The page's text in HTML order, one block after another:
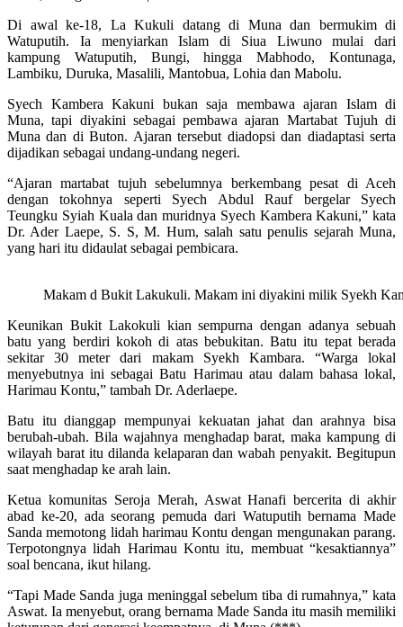
Di awal ke-18, La Kukuli datang di Muna dan bermukim di
Watuputih. Ia menyiarkan Islam di Siua Liwuno mulai dari
kampung Watuputih, Bungi, hingga Mabhodo, Kontunaga,
Lambiku, Duruka, Masalili, Mantobua, Lohia dan Mabolu.
Syech Kambera Kakuni bukan saja membawa ajaran Islam di
Muna, tapi diyakini sebagai pembawa ajaran Martabat Tujuh di
Muna dan di Buton. Ajaran tersebut diadopsi dan diadaptasi serta
dijadikan sebagai undang-undang negeri.
“Ajaran martabat tujuh sebelumnya berkembang pesat di Aceh
dengan tokohnya seperti Syech Abdul Rauf bergelar Syech
Teungku Syiah Kuala dan muridnya Syech Kambera Kakuni,” kata
Dr. Ader Laepe, S. S, M. Hum, salah satu penulis sejarah Muna,
yang hari itu didaulat sebagai pembicara.
Makam d Bukit Lakukuli. Makam ini diyakini milik Syekh
Keunikan Bukit Lakokuli kian sempurna dengan adanya sebuah
batu yang berdiri kokoh di atas bebukitan. Batu itu tepat berada
sekitar 30 meter dari makam Syekh Kambara. “Warga lokal
menyebutnya ini sebagai Batu Harimau atau dalam bahasa lokal,
Harimau Kontu,” tambah Dr. Aderlaepe.
Batu itu dianggap mempunyai kekuatan jahat dan arahnya bisa
berubah-ubah. Bila wajahnya menghadap barat, maka kampung di
wilayah barat itu dilanda kelaparan dan wabah penyakit. Begitupun
saat menghadap ke arah lain.
Ketua komunitas Seroja Merah, Aswat Hanafi bercerita di akhir
abad ke-20, ada seorang pemuda dari Watuputih bernama Made
Sanda memotong lidah harimau Kontu dengan mengunakan parang.
Terpotongnya lidah Harimau Kontu itu, membuat “kesaktiannya”
soal bencana, ikut hilang.
“Tapi Made Sanda juga meninggal sebelum tiba di rumahnya,” kata
Aswat. Ia menyebut, orang bernama Made Sanda itu masih memiliki